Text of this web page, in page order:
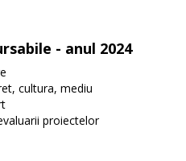
- anul 2024
cultura, mediu
proiectelor